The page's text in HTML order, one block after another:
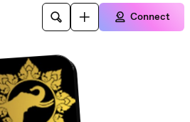
Connect